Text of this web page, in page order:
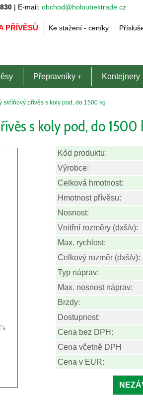
| E-mail: obchod@holoubektrade.cz
PŘÍVĚSŮ Ke stažení - ceníky
Přepravníky Kontejnery
přívěs s koly pod, do 1500 kg
s koly pod, do 1500
Kód produktu:
Výrobce:
Celková hmotnost:
Hmotnost přívěsu:
Nosnost:
Vnitřní rozměry (dxš/v):
Max. rychlost:
Celkový rozměr (dxš/v):
Typ náprav:
Max. nosnost náprav:
Brzdy:
Dostupnost:
Cena bez DPH:
Cena včetně DPH
Cena v EUR: